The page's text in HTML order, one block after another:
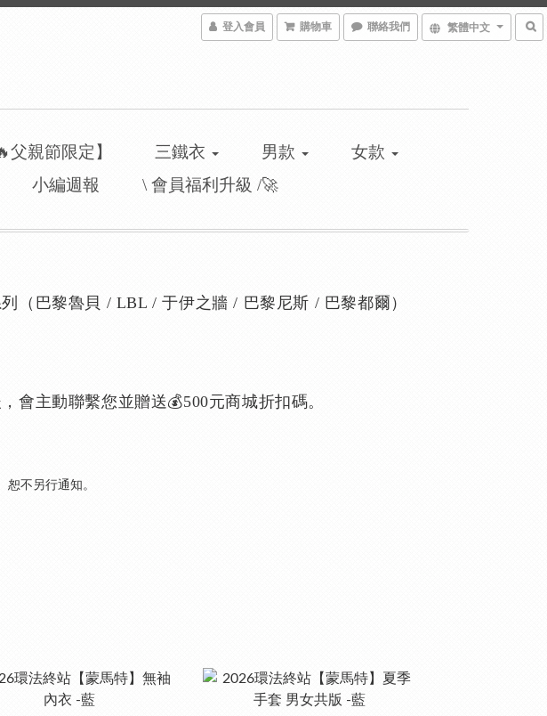
登入會員 購物車 聯絡我們 繁體中文
父親節限定】 三鐵衣 男款
女款
小編週報 \ 會員福利升級 /🚀
（巴黎魯貝 / LBL / 于伊之牆 / 巴黎尼斯 / 巴黎都爾）
會主動聯繫您並贈送💰500元商城折扣碼。
不另行通知。